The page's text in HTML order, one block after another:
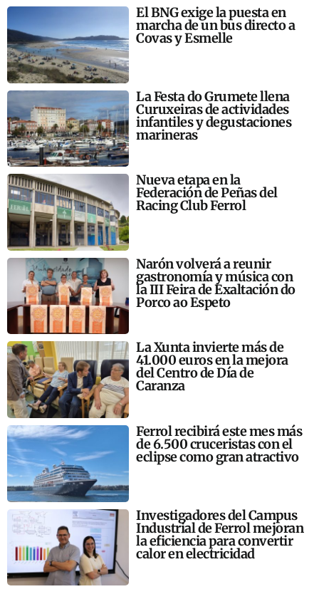
El BNG exige la puesta en
marcha de un bus directo a
Covas y Esmelle
La Festa do Grumete llena
Curuxeiras de actividades
infantiles y degustaciones
marineras
Nueva etapa en la
Federación de Peñas del
Racing Club Ferrol
Narón volverá a reunir
gastronomía y música con
la III Feira de Exaltación do
Porco ao Espeto
La Xunta invierte más de
41.000 euros en la mejora
del Centro de Día de
Caranza
Ferrol recibirá este mes más
de 6.500 cruceristas con el
eclipse como gran atractivo
Investigadores del Campus
Industrial de Ferrol mejoran
la eficiencia para convertir
calor en electricidad